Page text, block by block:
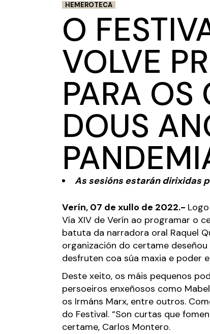
HEMEROTECA
O
VOLVE
PARA OS
DOUS
As sesións estarán dirixidas
Verín, 07 de xullo de 2022.-
Vía XIV de Verín ao programar o
batuta da narradora oral Raquel
organización do certame
desfruten coa súa maxia e poder
Deste xeito, os máis pequenos
persoeiros enxeñosos como
os Irmáns Marx, entre outros.
do Festival. “Son curtas que
certame, Carlos Montero.